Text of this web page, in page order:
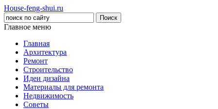
House-feng-shui.ru
Главное меню
Главная
Архитектура
Ремонт
Строительство
Идеи дизайна
Материалы для ремонта
Недвижимость
Советы